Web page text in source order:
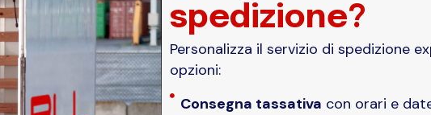
spedizione?
Personalizza il servizio di spedizione
opzioni:
Consegna tassativa con orari e